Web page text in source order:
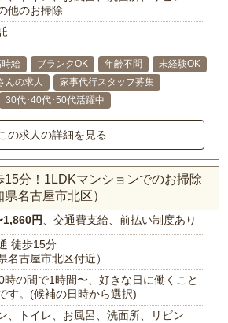
他のお掃除
時給 ブランクOK 年齢不問
未経験OK
んの求人
家事代行スタッフ募集
30代･40代･50代活躍中
の求人の詳細を見る
15分！1LDKマンションでのお掃除
名古屋市北区）
1,860円 、交通費支給、前払い制度あり
徒歩15分
名古屋市北区付近）
時の間で1時間〜、好きな日に働くこと
す。(候補の日時から選択)
、トイレ、お風呂、洗面所、リビン